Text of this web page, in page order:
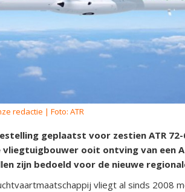
redactie | Foto: ATR
geplaatst voor zestien ATR
vliegtuigbouwer ooit ontving van een
zijn bedoeld voor de nieuwe
vliegt al sinds 2008